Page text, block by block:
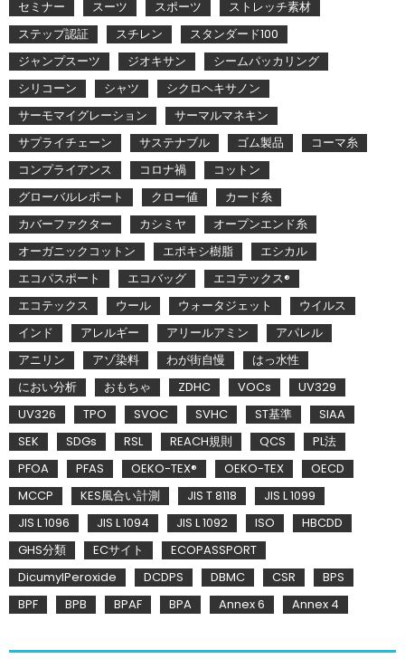
セミナー スーツ スポーツ
ストレッチ素材
ステップ認証
スチレン
スタンダード100
ジャンプスーツ
ジオキサン
シームパッカリング
シリコーン
シャツ
シクロヘキサノン
サーモマイグレーション
サーマルマネキン
サプライチェーン
サステナブル ゴム製品
コーマ糸
コンプライアンス
コロナ禍
コットン
グローバルレポート
クロー値
カード糸
カバーファクター
カシミヤ
オープンエンド糸
オーガニックコットン
エポキシ樹脂
エシカル
エコパスポート
エコバッグ
エコテックス®
エコテックス
ウール ウォータジェット
ウイルス
インド
アレルギー アリールアミン
アパレル
アニリン
アゾ染料 わが街自慢
はっ水性
におい分析
おもちゃ ZDHC VOCs
UV329
UV326
TPO SVOC SVHC ST基準
SIAA
SEK
SDGs RSL REACH規則 QCS
PL法
PFOA
PFAS OEKO-TEX® OEKO-TEX
OECD
MCCP
KES風合い計測 JIS T 8118
JIS L 1099
JIS L 1096
JIS L 1094 JIS L 1092 ISO
HBCDD
GHS分類
ECサイト
ECOPASSPORT
DicumylPeroxide
DCDPS DBMC CSR
BPS
BPF
BPB BPAF BPA Annex 6 Annex 4